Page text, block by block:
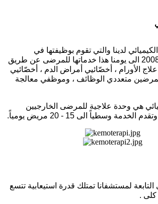
لدينا والتي تقوم بوظيفتها في
مستشفانا منذ عام 2008 الى يومنا هذا خدماتها للمرضى عن طريق
الأورام ، أخصّائيي أمراض الدم ، أخصّائيي
ممرضين متعددي الوظائف ، وموظفي معالجة
هي وحدة علاجية للمرضى الخارجيين
لمستشفانا تمتلك قدرة استيعابية تتسع